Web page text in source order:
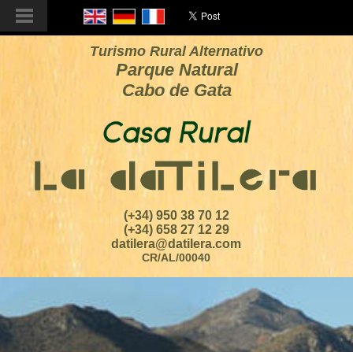
Turismo Rural Alternativo
Parque Natural
Cabo de Gata
(+34) 950 38 70 12
(+34) 658 27 12 29
datilera@datilera.com
CR/AL/00040